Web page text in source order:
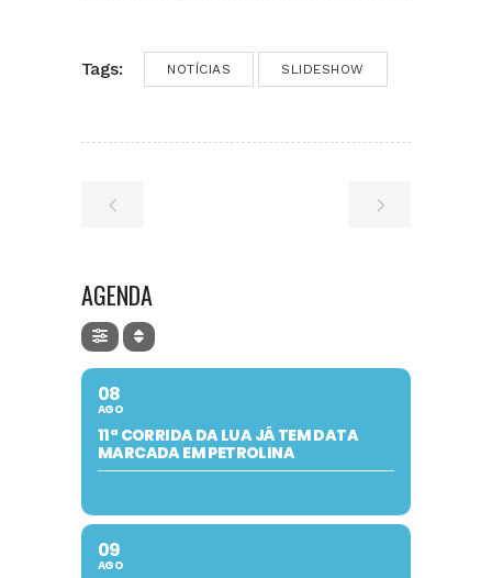
Tags: NOTÍCIAS SLIDESHOW
AGENDA
08
AGO
11ª CORRIDA DA LUA JÁ TEM DATA
MARCADA EM PETROLINA
09
AGO